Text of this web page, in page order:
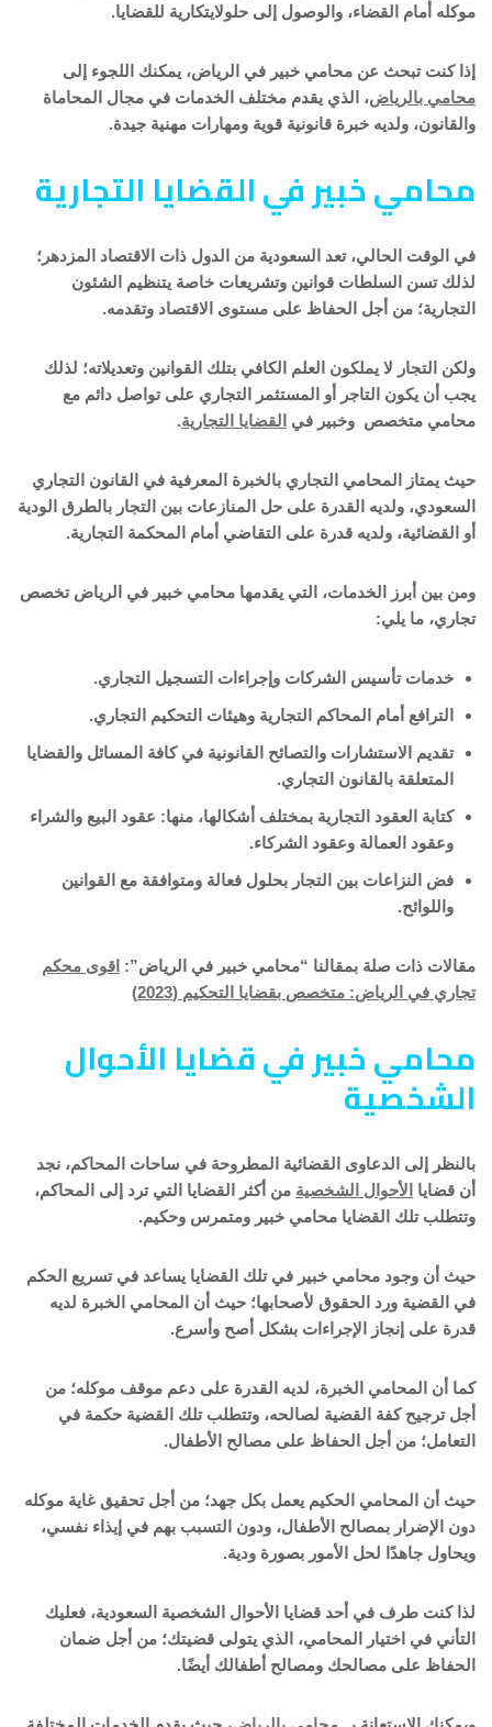
موكله أمام القضاء، والوصول إلى حلولايتكارية للقضايا.
إذا كنت تبحث عن محامي خبير في الرياض، يمكنك اللجوء إلى
محامي بالرياض، الذي يقدم مختلف الخدمات في مجال المحاماة
والقانون، ولديه خبرة قانونية قوية ومهارات مهنية جيدة.
محامي خبير في القضايا التجارية
في الوقت الحالي، تعد السعودية من الدول ذات الاقتصاد المزدهر؛
لذلك تسن السلطات قوانين وتشريعات خاصة يتنظيم الشئون
التجارية؛ من أجل الحفاظ على مستوى الاقتصاد وتقدمه.
ولكن التجار لا يملكون العلم الكافي بتلك القوانين وتعديلاته؛ لذلك
يجب أن يكون التاجر أو المستثمر التجاري على تواصل دائم مع
محامي متخصص وخبير في القضايا التجارية.
حيث يمتاز المحامي التجاري بالخبرة المعرفية في القانون التجاري
السعودي، ولديه القدرة على حل المنازعات بين التجار بالطرق الودية
أو القضائية، ولديه قدرة على التقاضي أمام المحكمة التجارية.
ومن بين أبرز الخدمات، التي يقدمها محامي خبير في الرياض تخصص
تجاري، ما يلي:
خدمات تأسيس الشركات وإجراءات التسجيل التجاري.
الترافع أمام المحاكم التجارية وهيئات التحكيم التجاري.
تقديم الاستشارات والتصائح القانونية في كافة المسائل والقضايا
المتعلقة بالقانون التجاري.
كتابة العقود التجارية بمختلف أشكالها، منها: عقود البيع والشراء
وعقود العمالة وعقود الشركاء.
فض النزاعات بين التجار بحلول فعالة ومتوافقة مع القوانين
واللوائح.
مقالات ذات صلة بمقالنا “محامي خبير في الرياض”: اقوى محكم
تجاري في الرياض: متخصص بقضايا التحكيم (2023)
محامي خبير في قضايا الأحوال
الشخصية
بالنظر إلى الدعاوى القضائية المطروحة في ساحات المحاكم، نجد
أن قضايا الأحوال الشخصية من أكثر القضايا التي ترد إلى المحاكم،
وتتطلب تلك القضايا محامي خبير ومتمرس وحكيم.
حيث أن وجود محامي خبير في تلك القضايا يساعد في تسريع الحكم
في القضية ورد الحقوق لأصحابها؛ حيث أن المحامي الخبرة لديه
قدرة على إنجاز الإجراءات بشكل أصح وأسرع.
كما أن المحامي الخبرة، لديه القدرة على دعم موقف موكله؛ من
أجل ترجيح كفة القضية لصالحه، وتتطلب تلك القضية حكمة في
التعامل؛ من أجل الحفاظ على مصالح الأطفال.
حيث أن المحامي الحكيم يعمل بكل جهد؛ من أجل تحقيق غاية موكله
دون الإضرار بمصالح الأطفال، ودون التسبب بهم في إيذاء نفسي،
ويحاول جاهدًا لحل الأمور بصورة ودية.
لذا كنت طرف في أحد قضايا الأحوال الشخصية السعودية، فعليك
التأني في اختيار المحامي، الذي يتولى قضيتك؛ من أجل ضمان
الحفاظ على مصالحك ومصالح أطفالك أيضًا.